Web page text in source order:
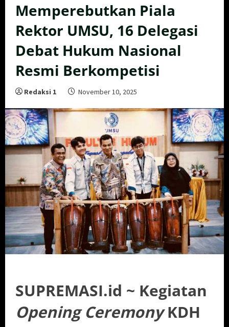
Memperebutkan Piala
Rektor UMSU, 16 Delegasi
Debat Hukum Nasional
Resmi Berkompetisi
Redaksi 1 November 10, 2025
SUPREMASI.id ~ Kegiatan
Opening CeremonyKDH